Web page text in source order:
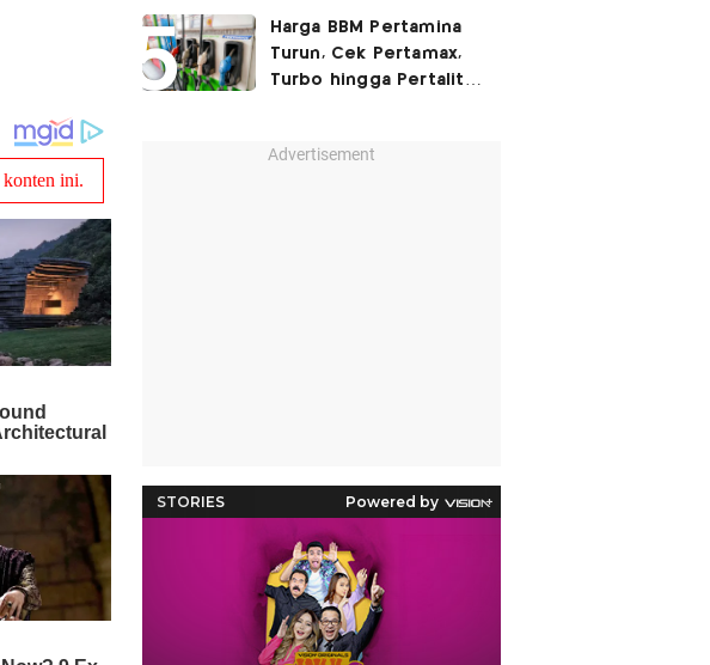
Harga BBM Pertamina
Turun, Cek Pertamax,
Turbo hingga Pertalite
Advertisement